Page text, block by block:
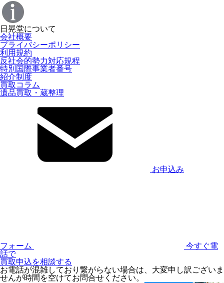
日晃堂について
会社概要
プライバシーポリシー
利用規約
反社会的勢力対応規程
特別国際事業者番号
紹介制度
買取コラム
遺品買取・蔵整理
お申込み
フォーム
今すぐ電
話で
買取申込を相談する
お電話が混雑しており繋がらない場合は、大変申し訳ございま
せんが時間を空けてお問合せください。